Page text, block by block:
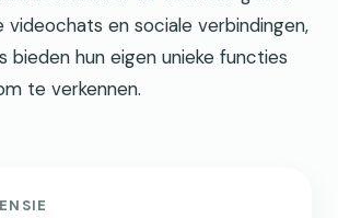
videochats en sociale verbindingen,
bieden hun eigen unieke functies
te verkennen.